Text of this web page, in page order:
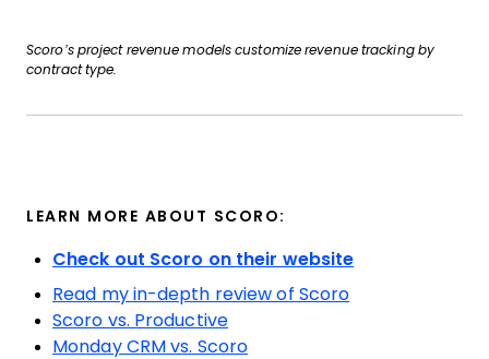
Scoro’s project revenue models customize revenue tracking by
contract type.
LEARN MORE ABOUT SCORO:
Check out Scoro on their website
Read my in-depth review of Scoro
Scoro vs. Productive
Monday CRM vs. Scoro